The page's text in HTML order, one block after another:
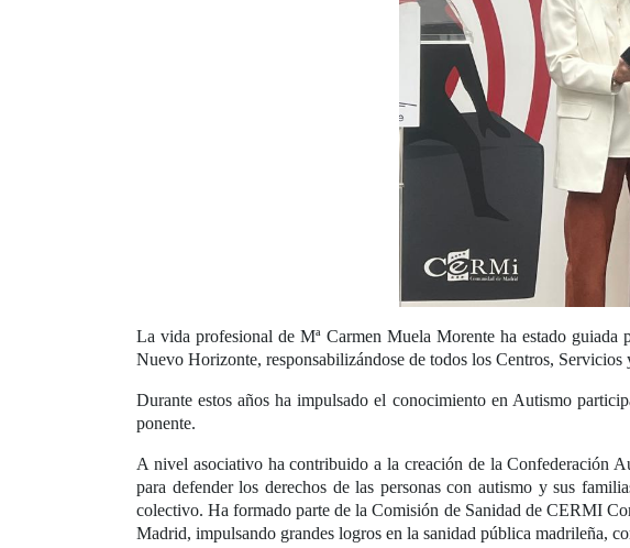
La vida profesional de Mª Carmen Muela Morente ha estado
Nuevo Horizonte, responsabilizándose de todos los Centros, Servicios
Durante estos años ha impulsado el conocimiento en Autismo
ponente.
A nivel asociativo ha contribuido a la creación de la Confederación
para defender los derechos de las personas con autismo y sus
colectivo. Ha formado parte de la Comisión de Sanidad de CERMI
Madrid, impulsando grandes logros en la sanidad pública madrileña,